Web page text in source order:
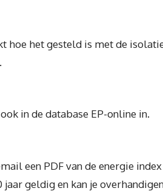
hoe het gesteld is met de
in de database EP-online in.
een PDF van de energie
geldig en kan je